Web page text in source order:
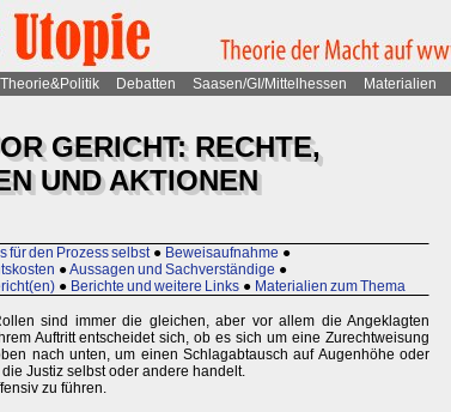
Theorie&Politik Debatten Saasen/GI/Mittelhessen Materialien
GERICHT: RECHTE,
UND AKTIONEN
für den Prozess selbst ● Beweisaufnahme ●
●Aussagen und Sachverständige ●
● Berichte und weitere Links ● Materialien zum Thema
sind immer die gleichen, aber vor allem die Angeklagten
Auftritt entscheidet sich, ob es sich um eine Zurechtweisung
nach unten, um einen Schlagabtausch auf Augenhöhe oder
Justiz selbst oder andere handelt.
zu führen.